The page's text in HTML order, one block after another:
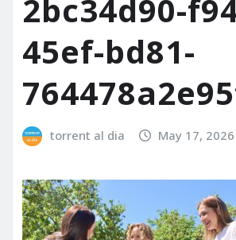
2bc34d90-
45ef-bd81-
torrent al dia May 17, 2026